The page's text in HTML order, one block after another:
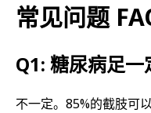
常见问题
Q1: 糖尿病足一
不一定。85%的截肢可